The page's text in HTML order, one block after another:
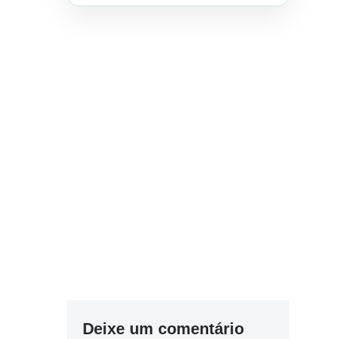
Deixe um comentário